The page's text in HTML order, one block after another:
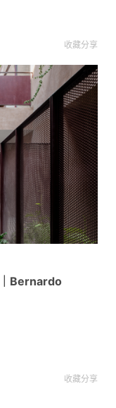
收藏分享
Bernardo
收藏分享